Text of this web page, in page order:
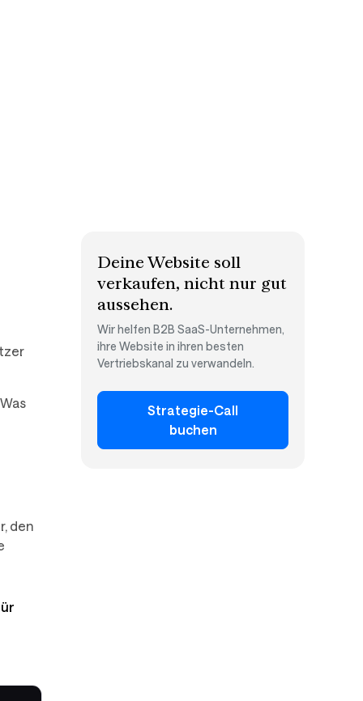
den
Deine Website soll
verkaufen, nicht nur gut
aussehen.
⁠Wir helfen B2B SaaS-Unternehmen,
ihre Website in ihren besten
Vertriebskanal zu verwandeln.
Strategie-Call
buchen